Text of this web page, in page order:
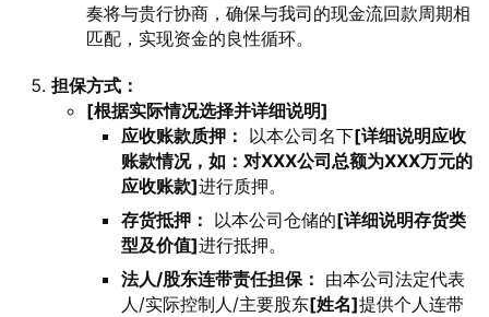
奏将与贵行协商，确保与我司的现金流回款周期相
匹配，实现资金的良性循环。
担保方式：
[根据实际情况选择并详细说明]
应收账款质押： 以本公司名下[详细说明应收
账款情况，如：对XXX公司总额为XXX万元的
应收账款]进行质押。
存货抵押： 以本公司仓储的[详细说明存货类
型及价值]进行抵押。
法人/股东连带责任担保： 由本公司法定代表
人/实际控制人/主要股东[姓名]提供个人连带